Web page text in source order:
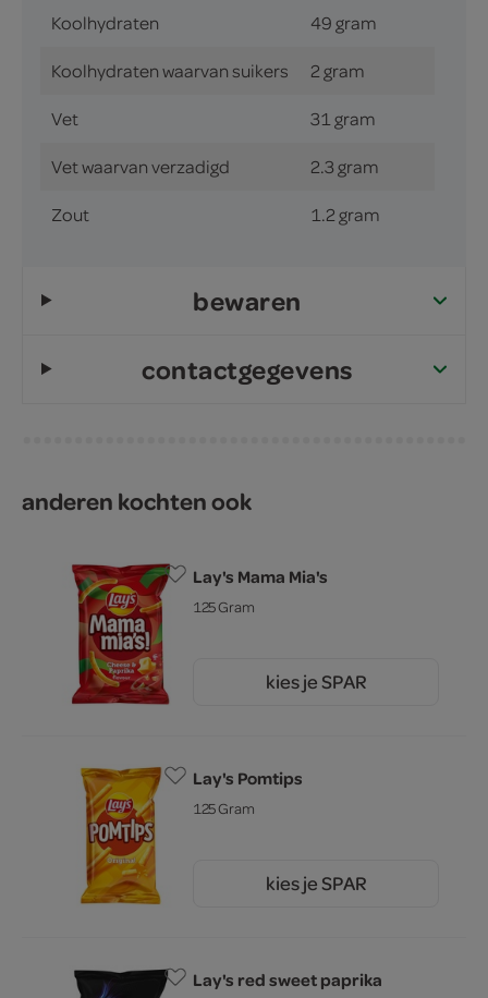
Koolhydraten 49 gram
Koolhydraten waarvan suikers 2 gram
Vet 31 gram
Vet waarvan verzadigd 2.3 gram
Zout 1.2 gram
bewaren
contactgegevens
anderen kochten ook
Lay's Mama Mia's
125 Gram
kies je SPAR
Lay's Pomtips
125 Gram
kies je SPAR
Lay's red sweet paprika